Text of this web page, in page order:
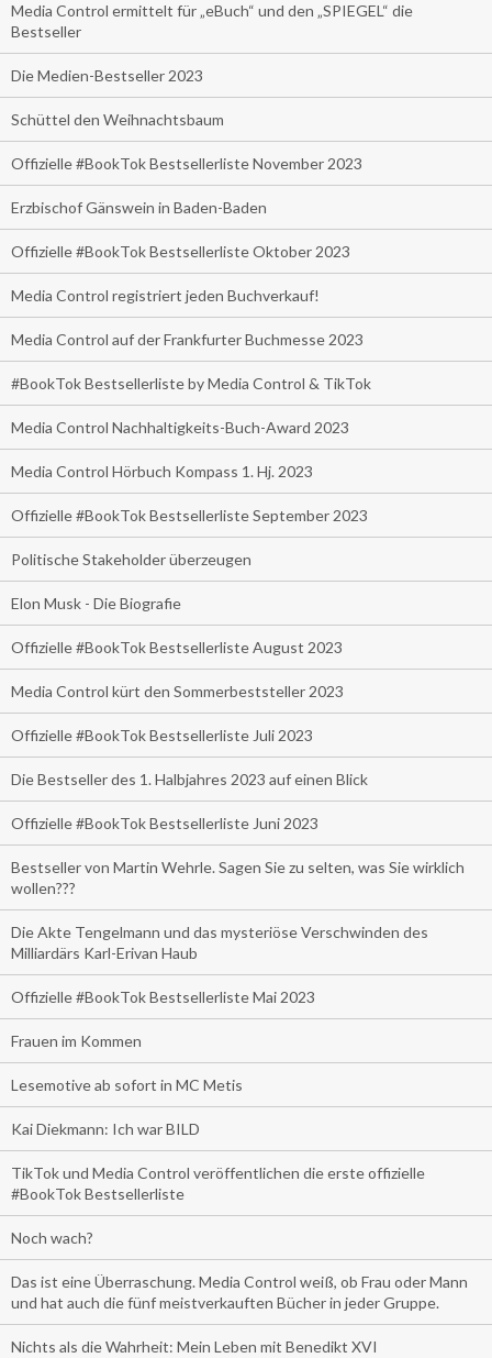
Media Control ermittelt für „eBuch“ und den „SPIEGEL“ die
Bestseller
Die Medien-Bestseller 2023
Schüttel den Weihnachtsbaum
Offizielle #BookTok Bestsellerliste November 2023
Erzbischof Gänswein in Baden-Baden
Offizielle #BookTok Bestsellerliste Oktober 2023
Media Control registriert jeden Buchverkauf!
Media Control auf der Frankfurter Buchmesse 2023
#BookTok Bestsellerliste by Media Control & TikTok
Media Control Nachhaltigkeits-Buch-Award 2023
Media Control Hörbuch Kompass 1. Hj. 2023
Offizielle #BookTok Bestsellerliste September 2023
Politische Stakeholder überzeugen
Elon Musk - Die Biografie
Offizielle #BookTok Bestsellerliste August 2023
Media Control kürt den Sommerbeststeller 2023
Offizielle #BookTok Bestsellerliste Juli 2023
Die Bestseller des 1. Halbjahres 2023 auf einen Blick
Offizielle #BookTok Bestsellerliste Juni 2023
Bestseller von Martin Wehrle. Sagen Sie zu selten, was Sie wirklich
wollen???
Die Akte Tengelmann und das mysteriöse Verschwinden des
Milliardärs Karl-Erivan Haub
Offizielle #BookTok Bestsellerliste Mai 2023
Frauen im Kommen
Lesemotive ab sofort in MC Metis
Kai Diekmann: Ich war BILD
TikTok und Media Control veröffentlichen die erste offizielle
#BookTok Bestsellerliste
Noch wach?
Das ist eine Überraschung. Media Control weiß, ob Frau oder Mann
und hat auch die fünf meistverkauften Bücher in jeder Gruppe.
Nichts als die Wahrheit: Mein Leben mit Benedikt XVI